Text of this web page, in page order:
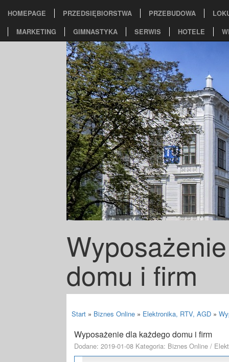
HOMEPAGE PRZEDSIĘBIORSTWA PRZEBUDOWA
MARKETING
GIMNASTYKA SERWIS HOTELE
domu i firm
Start » Biznes Online » Elektronika, RTV, AGD »
Wyposażenie dla każdego domu i firm
Dodane: 2019-01-08 Kategoria: Biznes Online /